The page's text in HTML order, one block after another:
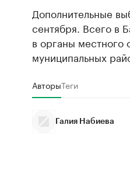
Дополнительные
сентября. Всего в
в органы местного
муниципальных
АвторыТеги
Галия Набиева